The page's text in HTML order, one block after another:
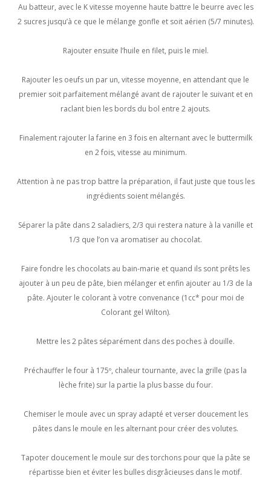
Au batteur, avec le K vitesse moyenne haute battre le beurre avec les
2 sucres jusqu’à ce que le mélange gonfle et soit aérien (5/7 minutes).
Rajouter ensuite l’huile en filet, puis le miel.
Rajouter les oeufs un par un, vitesse moyenne, en attendant que le
premier soit parfaitement mélangé avant de rajouter le suivant et en
raclant bien les bords du bol entre 2 ajouts.
Finalement rajouter la farine en 3 fois en alternant avec le buttermilk
en 2 fois, vitesse au minimum.
Attention à ne pas trop battre la préparation, il faut juste que tous les
ingrédients soient mélangés.
Séparer la pâte dans 2 saladiers, 2/3 qui restera nature à la vanille et
1/3 que l’on va aromatiser au chocolat.
Faire fondre les chocolats au bain-marie et quand ils sont prêts les
ajouter à un peu de pâte, bien mélanger et enfin ajouter au 1/3 de la
pâte. Ajouter le colorant à votre convenance (1cc* pour moi de
Colorant gel Wilton).
Mettre les 2 pâtes séparément dans des poches à douille.
Préchauffer le four à 175º, chaleur tournante, avec la grille (pas la
lèche frite) sur la partie la plus basse du four.
Chemiser le moule avec un spray adapté et verser doucement les
pâtes dans le moule en les alternant pour créer des volutes.
Tapoter doucement le moule sur des torchons pour que la pâte se
répartisse bien et éviter les bulles disgrâcieuses dans le motif.